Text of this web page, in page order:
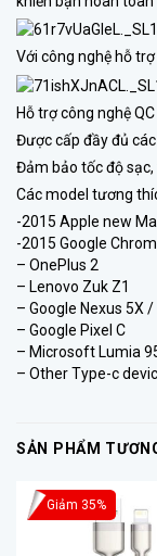
Với công nghệ hỗ
Hỗ trợ công nghệ QC
Được cấp đầy đủ
Đảm bảo tốc độ
Các model tương
-2015 Apple new
-2015 Google
– OnePlus 2
– Lenovo Zuk Z1
– Google Nexus 5X /
– Google Pixel C
– Microsoft Lumia
– Other Type-c
SẢN PHẨM
Giảm 35%